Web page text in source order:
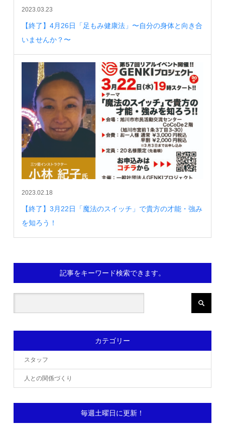
2023.03.23
【終了】4月26日「足もみ健康法」〜自分の身体と向き合
いませんか？〜
2023.02.18
【終了】3月22日「魔法のスイッチ」で貴方の才能・強み
を知ろう！
記事をキーワード検索できます。
カテゴリー
スタッフ
人との関係づくり
毎週土曜日に更新！